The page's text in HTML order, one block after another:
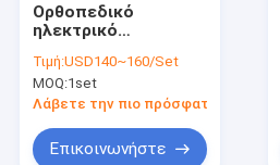
Ορθοπεδικό
ηλεκτρικό
πριόνι κοπτών
πριονιών λαϊκό χυτό
επίδεσμος
Τιμή:USD140~160/Set
MOQ:1set
Λάβετε την πιο πρόσφατη τιμή
Επικοινωνήστε